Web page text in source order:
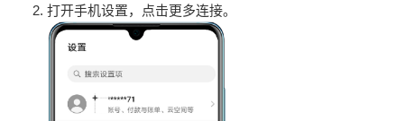
打开手机设置，点击更多连接。